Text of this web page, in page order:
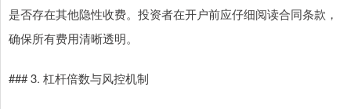
是否存在其他隐性收费。投资者在开户前应仔细阅读合同条款，
确保所有费用清晰透明。
### 3. 杠杆倍数与风控机制